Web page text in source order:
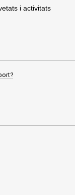
i activitats